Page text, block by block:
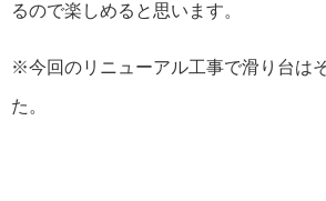
るので楽しめると思います。
※今回のリニューアル工事で滑り台は
た。